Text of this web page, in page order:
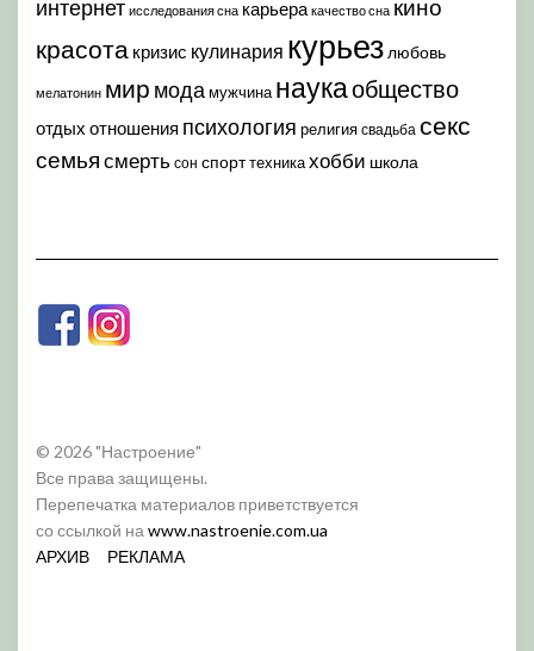
интернет исследования сна карьера качество сна кино
красота кризис кулинария курьез любовь
мелатонин мир модамужчина наукаобщество
отдых отношения психология религия свадьба секс
семья смерть сон спорттехникахобби школа
© 2026 "Настроение"
Все права защищены.
Перепечатка материалов приветствуется
со ссылкой на www.nastroenie.com.ua
АРХИВ
РЕКЛАМА